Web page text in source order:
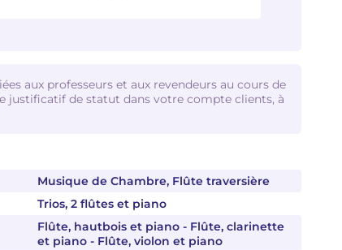
Musique de Chambre, Flûte traversière
Trios, 2 flûtes et piano
Flûte, hautbois et piano - Flûte, clarinette
et piano - Flûte, violon et piano
aux professeurs et aux revendeurs au cours de
justificatif de statut dans votre compte clients, à